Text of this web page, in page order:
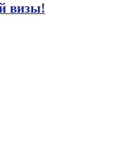
визы!